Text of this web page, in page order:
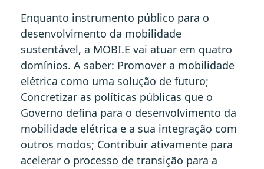
Enquanto instrumento público para o
desenvolvimento da mobilidade
sustentável, a MOBI.E vai atuar em quatro
domínios. A saber: Promover a mobilidade
elétrica como uma solução de futuro;
Concretizar as políticas públicas que o
Governo defina para o desenvolvimento da
mobilidade elétrica e a sua integração com
outros modos; Contribuir ativamente para
acelerar o processo de transição para a